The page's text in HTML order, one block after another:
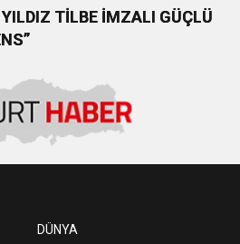
YILDIZ TİLBE İMZALI GÜÇLÜ
DÜNYA